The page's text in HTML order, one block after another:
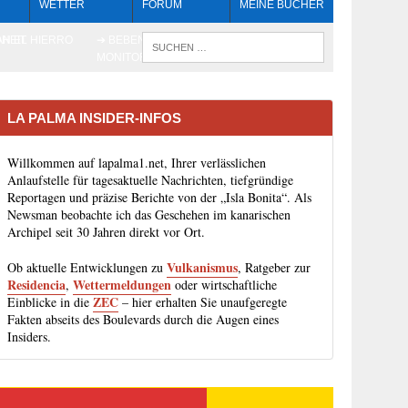
WETTER FORUM MEINE BÜCHER
LA PALMA INSIDER-INFOS
Willkommen auf lapalma1.net, Ihrer verlässlichen
Anlaufstelle für tagesaktuelle Nachrichten, tiefgründige
Reportagen und präzise Berichte von der „Isla Bonita“. Als
Newsman beobachte ich das Geschehen im kanarischen
Archipel seit 30 Jahren direkt vor Ort.
Ob aktuelle Entwicklungen zuVulkanismus, Ratgeber zur
Residencia,Wettermeldungen oder wirtschaftliche
Einblicke in dieZEC – hier erhalten Sie unaufgeregte
Fakten abseits des Boulevards durch die Augen eines
Insiders.